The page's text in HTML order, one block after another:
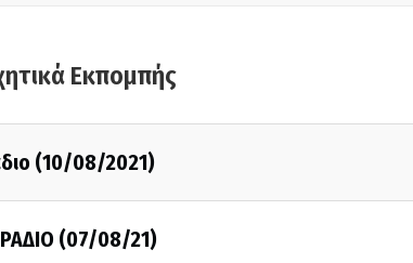
Εκπομπής
(10/08/2021)
ΡΑΔΙΟ (07/08/21)